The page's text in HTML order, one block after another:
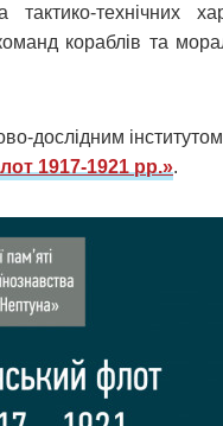
технічних
кораблів та
дослідним
1917-1921 рр.».